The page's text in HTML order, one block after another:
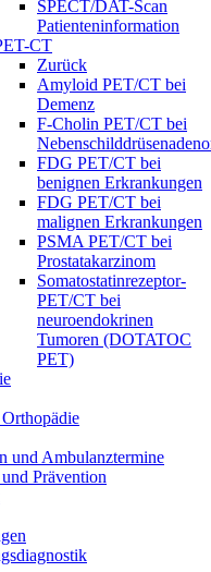
SPECT/DAT-Scan
Patienteninformation
CT
Zurück
Amyloid PET/CT bei
Demenz
F-Cholin PET/CT bei
FDG PET/CT bei
benignen Erkrankungen
FDG PET/CT bei
malignen Erkrankungen
PSMA PET/CT bei
Prostatakarzinom
Somatostatinrezeptor-
PET/CT bei
neuroendokrinen
Tumoren (DOTATOC
PET)
und Ambulanztermine
Prävention